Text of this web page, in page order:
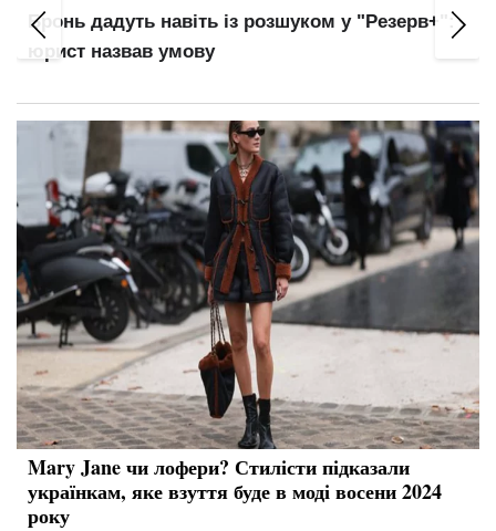
Бронь дадуть навіть із розшуком у "Резерв+":
юрист назвав умову
Mary Jane чи лофери? Стилісти підказали
українкам, яке взуття буде в моді восени 2024
року